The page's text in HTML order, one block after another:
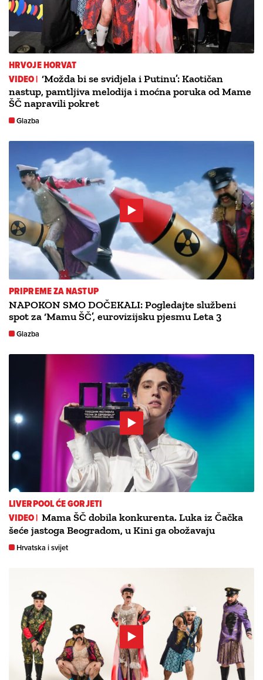
HRVOJE HORVAT
VIDEO | ‘Možda bi se svidjela i Putinu’: Kaotičan
nastup, pamtljiva melodija i moćna poruka od Mame
ŠČ napravili pokret
Glazba
PRIPREME ZA NASTUP
NAPOKON SMO DOČEKALI: Pogledajte službeni
spot za ‘Mamu ŠČ’, eurovizijsku pjesmu Leta 3
Glazba
LIVERPOOL ĆE GORJETI
VIDEO | Mama ŠČ dobila konkurenta. Luka iz Čačka
šeće jastoga Beogradom, u Kini ga obožavaju
Hrvatska i svijet